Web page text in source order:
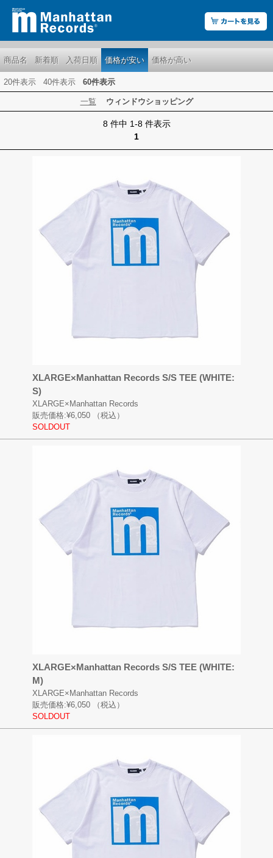
商品名 新着順 入荷日順 価格が安い 価格が高い
20件表示 40件表示 60件表示
一覧 ウィンドウショッピング
8 件中 1-8 件表示
1
XLARGE×Manhattan Records S/S TEE (WHITE:
S)
XLARGE×Manhattan Records
販売価格:¥6,050
（税込）
SOLDOUT
XLARGE×Manhattan Records S/S TEE (WHITE:
M)
XLARGE×Manhattan Records
販売価格:¥6,050
（税込）
SOLDOUT